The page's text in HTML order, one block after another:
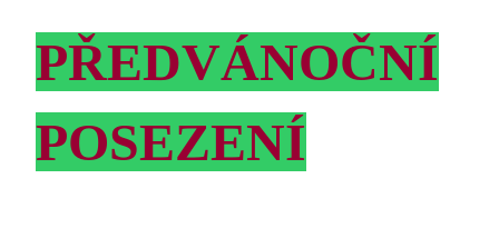
PŘEDVÁNOČNÍ
POSEZENÍ